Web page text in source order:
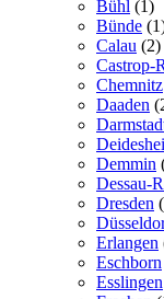
Bühl (1)
Bünde
Calau (2)
Castrop-
Chemnitz
Daaden
Demmin
Dessau-
Dresden
Erlangen
Eschborn
Esslingen